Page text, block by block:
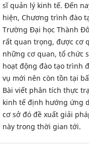
sĩ quản lý kinh tế. Đến
hiện, Chương trình đào
Trường Đại học Thành
rất quan trọng, được cơ
những cơ quan, tổ chức
hoạt động đào tạo trình
vụ mới nên còn tồn tại
Bài viết phân tích thực
kinh tế định hướng ứng
cơ sở đó đề xuất giải
này trong thời gian tới.